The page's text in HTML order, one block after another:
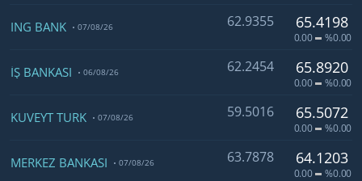
ING BANK 07/08/26 62.9355 65.4198
0.00 %0.00
İŞ BANKASI 06/08/26 62.2454 65.8920
0.00 %0.00
KUVEYT TÜRK 07/08/26 59.5016 65.5072
0.00 %0.00
MERKEZ BANKASI 07/08/26 63.7878 64.1203
0.00 %0.00